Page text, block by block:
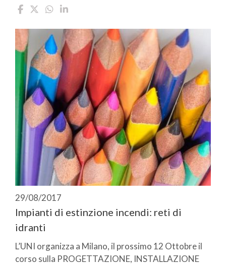
29/08/2017
Impianti di estinzione incendi: reti di
idranti
L’UNI organizza a Milano, il prossimo 12 Ottobre il
corso sulla PROGETTAZIONE, INSTALLAZIONE